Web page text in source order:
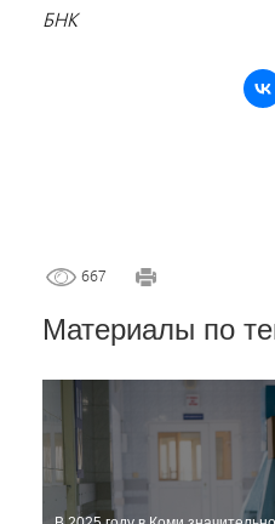
БНК
667
Материалы по